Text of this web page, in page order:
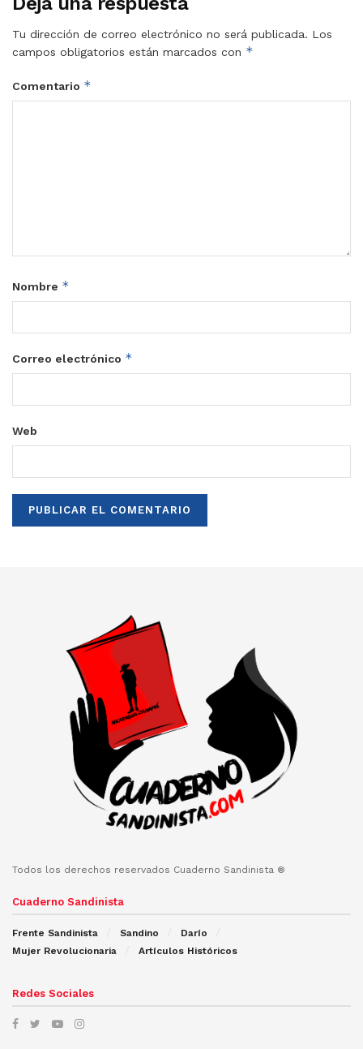
Tu dirección de correo electrónico no será publicada. Los
campos obligatorios están marcados con *
Comentario *
Nombre *
Correo electrónico *
Web
Todos los derechos reservados Cuaderno Sandinista ®
Cuaderno Sandinista
Frente Sandinista Sandino
Darío
Mujer Revolucionaria
Artículos Históricos
Redes Sociales